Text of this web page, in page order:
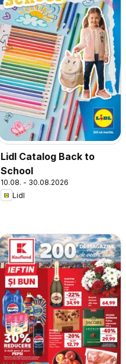
Lidl Catalog Back to
School
10.08. - 30.08.2026
Lidl